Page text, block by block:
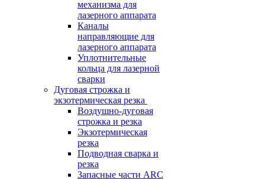
механизма для
лазерного аппарата
Каналы
направляющие для
лазерного аппарата
Уплотнительные
кольца для лазерной
сварки
Дуговая строжка и
экзотермическая резка
Воздушно-дуговая
строжка и резка
Экзотермическая
резка
Подводная сварка и
резка
Запасные части ARC